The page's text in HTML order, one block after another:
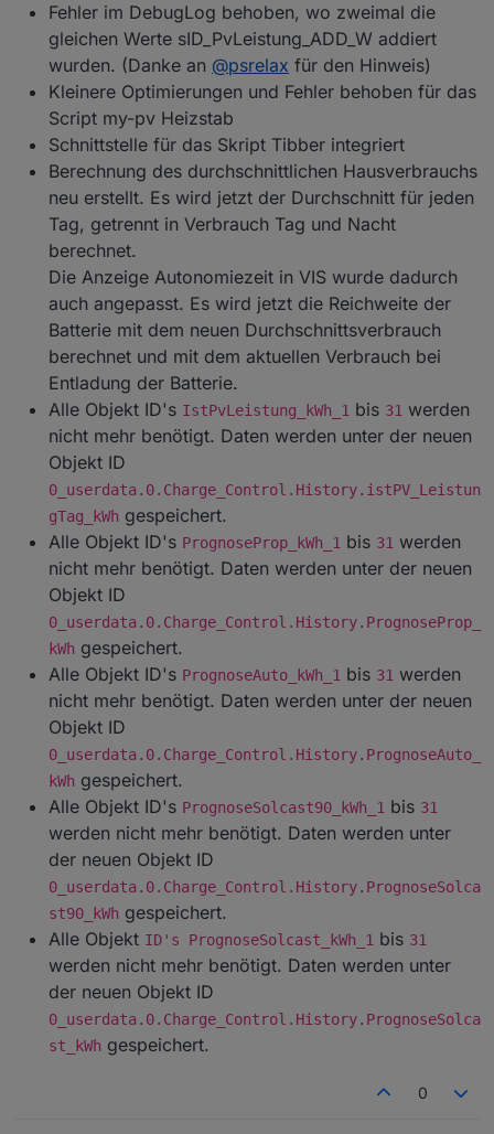
Fehler im DebugLog behoben, wo zweimal die
gleichen Werte sID_PvLeistung_ADD_W addiert
wurden. (Danke an @psrelax für den Hinweis)
Kleinere Optimierungen und Fehler behoben für das
Script my-pv Heizstab
Schnittstelle für das Skript Tibber integriert
Berechnung des durchschnittlichen Hausverbrauchs
neu erstellt. Es wird jetzt der Durchschnitt für jeden
Tag, getrennt in Verbrauch Tag und Nacht
berechnet.
Die Anzeige Autonomiezeit in VIS wurde dadurch
auch angepasst. Es wird jetzt die Reichweite der
Batterie mit dem neuen Durchschnittsverbrauch
berechnet und mit dem aktuellen Verbrauch bei
Entladung der Batterie.
Alle Objekt ID's IstPvLeistung_kWh_1 bis 31 werden
nicht mehr benötigt. Daten werden unter der neuen
Objekt ID
0_userdata.0.Charge_Control.History.istPV_Leistun
gTag_kWh gespeichert.
Alle Objekt ID's PrognoseProp_kWh_1 bis 31 werden
nicht mehr benötigt. Daten werden unter der neuen
Objekt ID
0_userdata.0.Charge_Control.History.PrognoseProp_
kWh gespeichert.
Alle Objekt ID's PrognoseAuto_kWh_1 bis 31 werden
nicht mehr benötigt. Daten werden unter der neuen
Objekt ID
0_userdata.0.Charge_Control.History.PrognoseAuto_
kWh gespeichert.
Alle Objekt ID's PrognoseSolcast90_kWh_1 bis 31
werden nicht mehr benötigt. Daten werden unter
der neuen Objekt ID
0_userdata.0.Charge_Control.History.PrognoseSolca
st90_kWh gespeichert.
Alle Objekt ID's PrognoseSolcast_kWh_1 bis 31
werden nicht mehr benötigt. Daten werden unter
der neuen Objekt ID
0_userdata.0.Charge_Control.History.PrognoseSolca
st_kWh gespeichert.
0